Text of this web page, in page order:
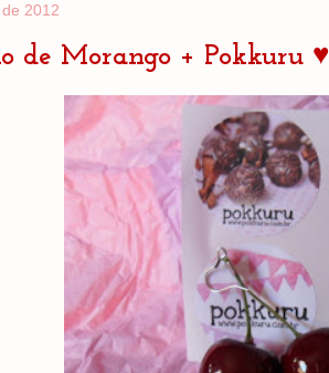
2012
de Morango + Pokkuru ♥